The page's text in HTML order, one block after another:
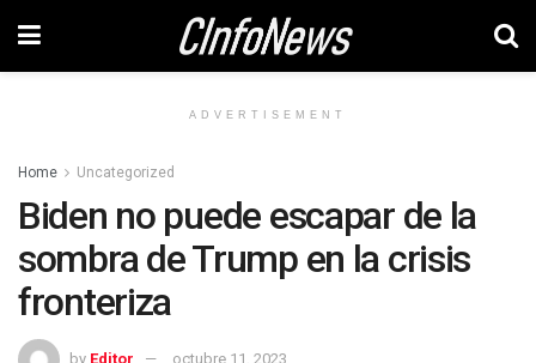
ADVERTISEMENT
Home Uncategorized
Biden no puede escapar de la
sombra de Trump en la crisis
fronteriza
by Editor octubre 11, 2023